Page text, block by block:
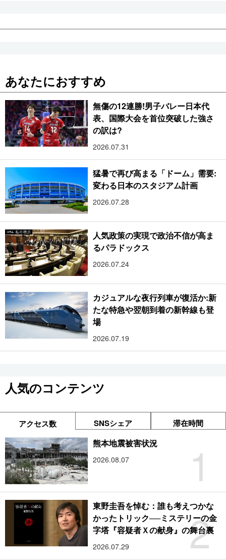
あなたにおすすめ
無傷の12連勝!男子バレー日本代
表、国際大会を首位突破した強さ
の訳は?
2026.07.31
猛暑で再び高まる「ドーム」需要:
変わる日本のスタジアム計画
2026.07.28
人気政策の実現で政治不信が高ま
るパラドックス
2026.07.24
カジュアルな夜行列車が復活か:新
たな特急や翌朝到着の新幹線も登
場
2026.07.19
人気のコンテンツ
アクセス数 SNSシェア 滞在時間
1
熊本地震被害状況
2026.08.07
2
東野圭吾を悼む：誰も考えつかな
かったトリック──ミステリーの金
字塔『容疑者Ｘの献身』の舞台裏
2026.07.29